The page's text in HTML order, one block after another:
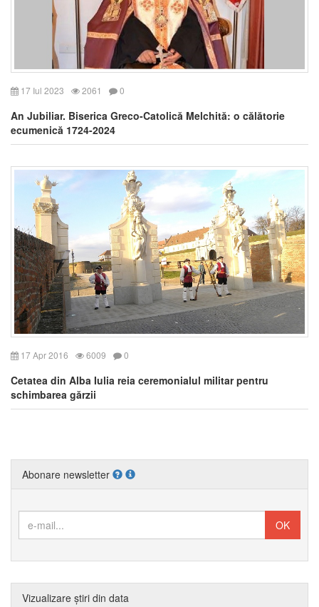
17 Iul 2023 2061 0
An Jubiliar. Biserica Greco-Catolică Melchită: o călătorie
ecumenică 1724-2024
17 Apr 2016 6009 0
Cetatea din Alba Iulia reia ceremonialul militar pentru
schimbarea gărzii
Abonare newsletter
Vizualizare știri din data